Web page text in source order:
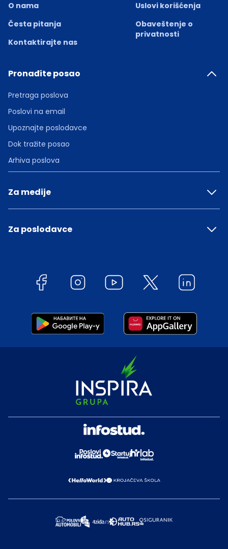
O nama
Česta pitanja
Kontaktirajte nas
Uslovi korišćenja
Obaveštenje o
privatnosti
Pronađite posao
Pretraga poslova
Poslovi na email
Upoznajte poslodavce
Dok tražite posao
Arhiva poslova
Za medije
Za poslodavce